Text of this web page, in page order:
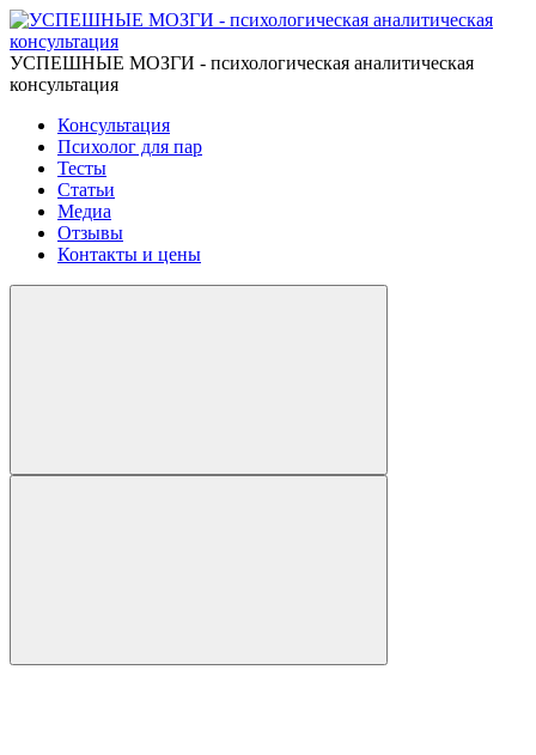
УСПЕШНЫЕ МОЗГИ - психологическая аналитическая
консультация
Консультация
Психолог для пар
Тесты
Статьи
Медиа
Отзывы
Контакты и цены